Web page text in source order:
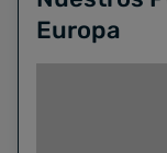
Europa